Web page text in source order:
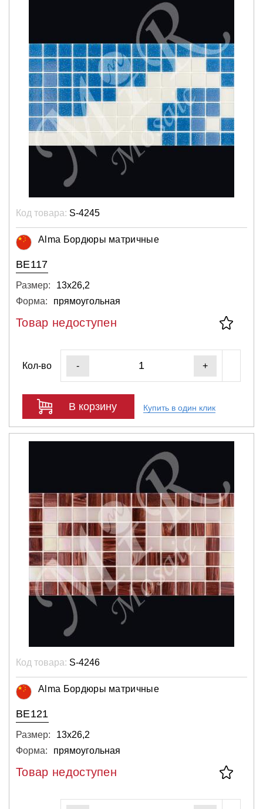
Код товара: S-4245
Alma Бордюры матричные
BE117
Размер:
13х26,2
Форма:
прямоугольная
Товар недоступен
Кол-во - +
В корзину Купить в один клик
Код товара: S-4246
Alma Бордюры матричные
BE121
Размер:
13х26,2
Форма:
прямоугольная
Товар недоступен